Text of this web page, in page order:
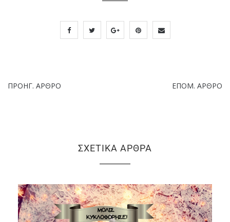
ΠΡΟΗΓ. ΆΡΘΡΟ ΕΠΌΜ. ΆΡΘΡΟ
ΣΧΕΤΙΚΆ ΆΡΘΡΑ